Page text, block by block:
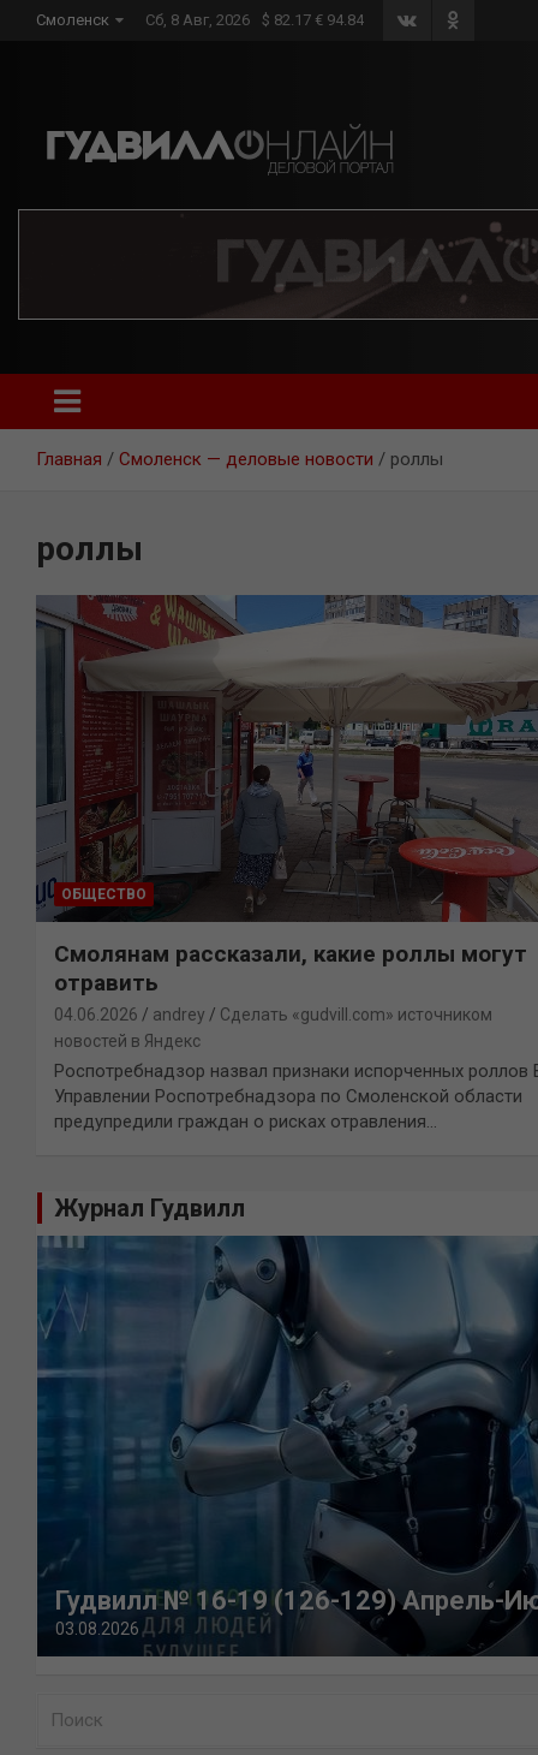
Смоленск Сб, 8 Авг, 2026 $ 82.17 € 94.84
Главная Смоленск — деловые новости роллы
роллы
ОБЩЕСТВО
Смолянам рассказали, какие роллы могут
отравить
04.06.2026 andrey
Сделать «gudvill.com» источником
новостей в Яндекс
Роспотребнадзор назвал признаки испорченных роллов
Управлении Роспотребнадзора по Смоленской области
предупредили граждан о рисках отравления…
Журнал Гудвилл
Гудвилл № 16-19 (126-129) Апрель-
03.08.2026